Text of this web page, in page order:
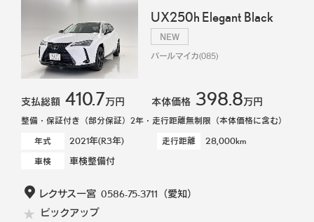
UX250h Elegant Black
NEW
パールマイカ(085)
支払総額 410.7万円 本体価格 398.8万円
整備・保証付き（部分保証）2年・走行距離無制限（本体価格に含む）
年式
2021年(R3年) 走行距離 28,000km
車検 車検整備付
レクサス一宮 0586-75-3711 （愛知）
ピックアップ